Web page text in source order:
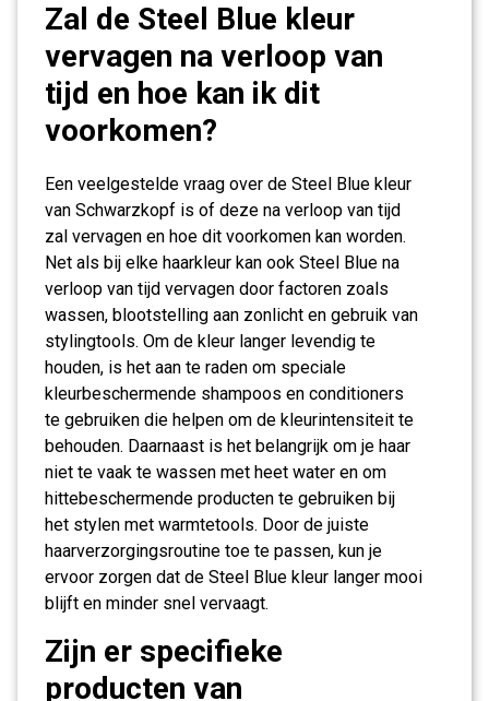
Zal de Steel Blue kleur
vervagen na verloop van
tijd en hoe kan ik dit
voorkomen?
Een veelgestelde vraag over de Steel Blue kleur
van Schwarzkopf is of deze na verloop van tijd
zal vervagen en hoe dit voorkomen kan worden.
Net als bij elke haarkleur kan ook Steel Blue na
verloop van tijd vervagen door factoren zoals
wassen, blootstelling aan zonlicht en gebruik van
stylingtools. Om de kleur langer levendig te
houden, is het aan te raden om speciale
kleurbeschermende shampoos en conditioners
te gebruiken die helpen om de kleurintensiteit te
behouden. Daarnaast is het belangrijk om je haar
niet te vaak te wassen met heet water en om
hittebeschermende producten te gebruiken bij
het stylen met warmtetools. Door de juiste
haarverzorgingsroutine toe te passen, kun je
ervoor zorgen dat de Steel Blue kleur langer mooi
blijft en minder snel vervaagt.
Zijn er specifieke
producten van